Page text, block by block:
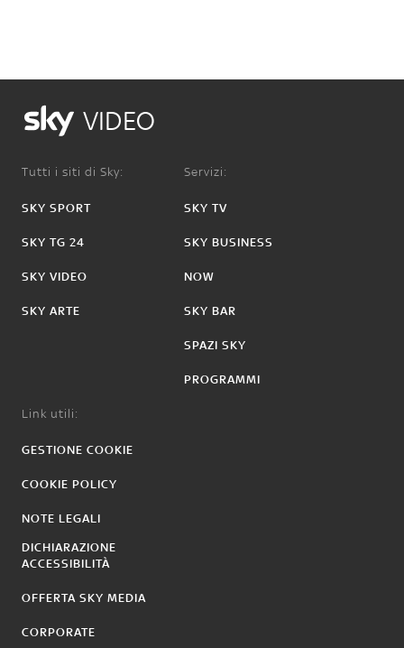
VIDEO
Tutti i siti di Sky:
SKY SPORT
SKY TG 24
SKY VIDEO
SKY ARTE
Servizi:
SKY TV
SKY BUSINESS
NOW
SKY BAR
SPAZI SKY
PROGRAMMI
Link utili:
GESTIONE COOKIE
COOKIE POLICY
NOTE LEGALI
DICHIARAZIONE
ACCESSIBILITÀ
OFFERTA SKY MEDIA
CORPORATE